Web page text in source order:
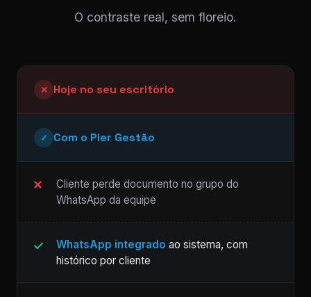
O contraste real, sem floreio.
✕ Hoje no seu escritório
✓ Com o Pier Gestão
Cliente perde documento no grupo do
WhatsApp da equipe
WhatsApp integrado ao sistema, com
histórico por cliente